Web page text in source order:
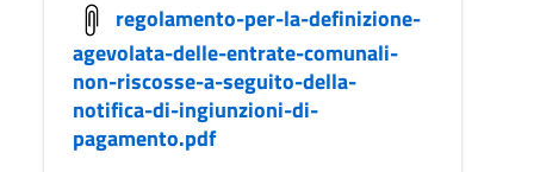
regolamento-per-la-definizione-
agevolata-delle-entrate-comunali-
non-riscosse-a-seguito-della-
notifica-di-ingiunzioni-di-
pagamento.pdf